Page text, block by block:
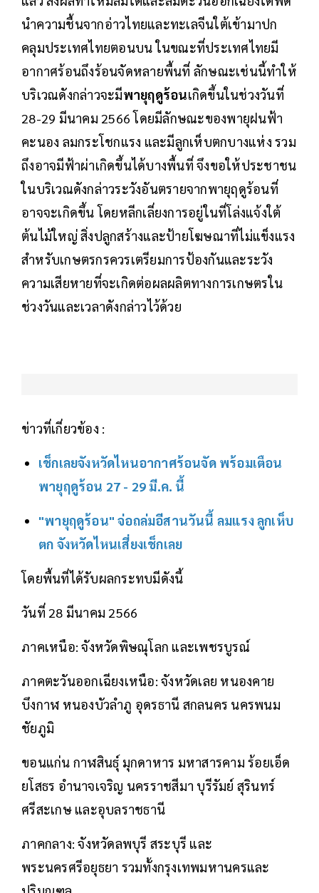
นำความชื้นจากอ่าวไทยและทะเลจีนใต้เข้ามาปก
คลุมประเทศไทยตอนบน ในขณะที่ประเทศไทยมี
อากาศร้อนถึงร้อนจัดหลายพื้นที่ ลักษณะเช่นนี้ทำให้
บริเวณดังกล่าวจะมีพายุฤดูร้อนเกิดขึ้นในช่วงวันที่
28-29 มีนาคม 2566 โดยมีลักษณะของพายุฝนฟ้า
คะนอง ลมกระโชกแรง และมีลูกเห็บตกบางแห่ง รวม
ถึงอาจมีฟ้าผ่าเกิดขึ้นได้บางพื้นที่ จึงขอให้ประชาชน
ในบริเวณดังกล่าวระวังอันตรายจากพายุฤดูร้อนที่
อาจจะเกิดขึ้น โดยหลีกเลี่ยงการอยู่ในที่โล่งแจ้งใต้
ต้นไม้ใหญ่ สิ่งปลูกสร้างและป้ายโฆษณาที่ไม่แข็งแรง
สำหรับเกษตรกรควรเตรียมการป้องกันและระวัง
ความเสียหายที่จะเกิดต่อผลผลิตทางการเกษตรใน
ช่วงวันและเวลาดังกล่าวไว้ด้วย
ข่าวที่เกี่ยวข้อง :
เช็กเลยจังหวัดไหนอากาศร้อนจัด พร้อมเตือน
พายุฤดูร้อน 27 - 29 มี.ค. นี้
"พายุฤดูร้อน" จ่อถล่มอีสานวันนี้ ลมแรง ลูกเห็บ
ตก จังหวัดไหนเสี่ยงเช็กเลย
โดยพื้นที่ได้รับผลกระทบมีดังนี้
วันที่ 28 มีนาคม 2566
ภาคเหนือ: จังหวัดพิษณุโลก และเพชรบูรณ์
ภาคตะวันออกเฉียงเหนือ: จังหวัดเลย หนองคาย
บึงกาฬ หนองบัวลำภู อุดรธานี สกลนคร นครพนม
ชัยภูมิ
ขอนแก่น กาฬสินธุ์ มุกดาหาร มหาสารคาม ร้อยเอ็ด
ยโสธร อำนาจเจริญ นครราชสีมา บุรีรัมย์ สุรินทร์
ศรีสะเกษ และอุบลราชธานี
ภาคกลาง: จังหวัดลพบุรี สระบุรี และ
พระนครศรีอยุธยา รวมทั้งกรุงเทพมหานครและ